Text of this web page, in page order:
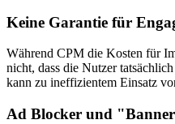
Keine Garantie für
Während CPM die Kosten für
nicht, dass die Nutzer
kann zu ineffizientem Einsatz
Ad Blocker und